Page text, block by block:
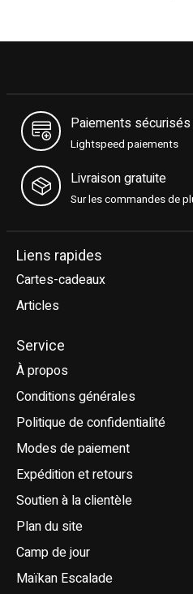
Paiements sécurisés
Lightspeed paiements
Livraison gratuite
Sur les commandes de
Liens rapides
Cartes-cadeaux
Articles
Service
À propos
Conditions générales
Politique de confidentialité
Modes de paiement
Expédition et retours
Soutien à la clientèle
Plan du site
Camp de jour
Maïkan Escalade